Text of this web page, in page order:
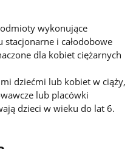
wykonujące
stacjonarne i całodobowe
dla kobiet ciężarnych
dziećmi lub kobiet w ciąży,
lub placówki
dzieci w wieku do lat 6.